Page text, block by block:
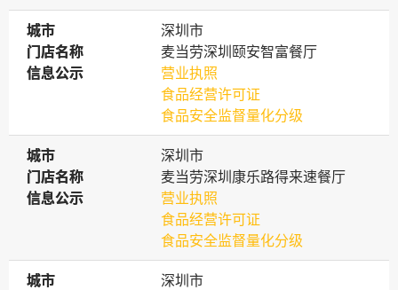
城市
城市
深圳市
门店名称
门店名称
麦当劳深圳颐安智富餐厅
信息公示
信息公示
营业执照
食品经营许可证
食品安全监督量化分级
城市
城市
深圳市
门店名称
门店名称
麦当劳深圳康乐路得来速餐厅
信息公示
信息公示
营业执照
食品经营许可证
食品安全监督量化分级
城市
城市
深圳市